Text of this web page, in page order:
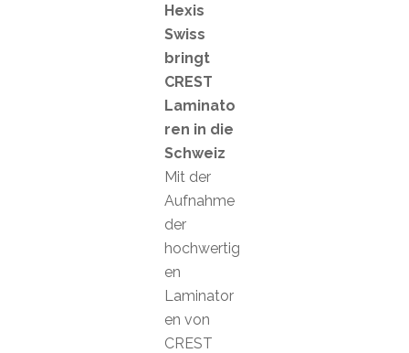
Hexis
Swiss
bringt
CREST
Laminato
ren in die
Schweiz
Mit der
Aufnahme
der
hochwertig
en
Laminator
en von
CREST